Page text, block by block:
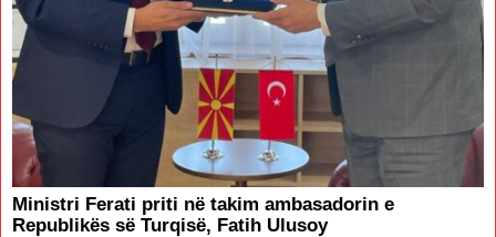
Ministri Ferati priti në takim ambasadorin e
Republikës së Turqisë, Fatih Ulusoy